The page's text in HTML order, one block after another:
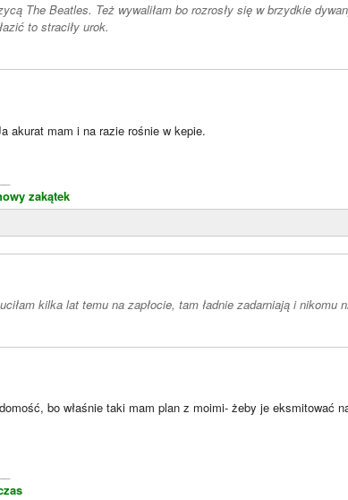
The Beatles. Też wywaliłam bo rozrosły się w brzydkie
to straciły urok.
akurat mam i na razie rośnie w kepie.
zakątek
kilka lat temu na zapłocie, tam ładnie zadarniają i nikomu
bo właśnie taki mam plan z moimi- żeby je eksmitować